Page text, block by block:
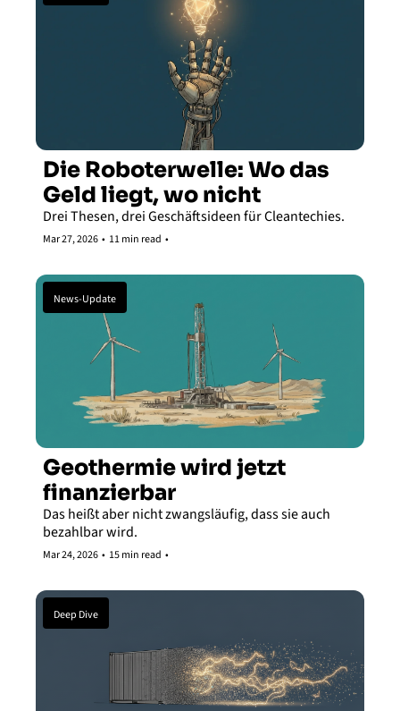
Die Roboterwelle: Wo das
Geld liegt, wo nicht
Drei Thesen, drei Geschäftsideen für Cleantechies.
Mar 27, 2026 • 11 min read •
News-Update
Geothermie wird jetzt
finanzierbar
Das heißt aber nicht zwangsläufig, dass sie auch
bezahlbar wird.
Mar 24, 2026 • 15 min read •
Deep Dive